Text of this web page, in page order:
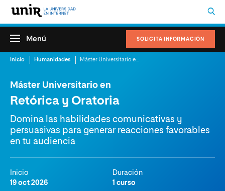
SOLICITA INFORMACIÓN
Menú
Inicio Humanidades
Máster Universitario en
Retórica y Oratoria
Domina las habilidades comunicativas y
persuasivas para generar reacciones favorables
en tu audiencia
Inicio
19 oct 2026
Duración
1 curso